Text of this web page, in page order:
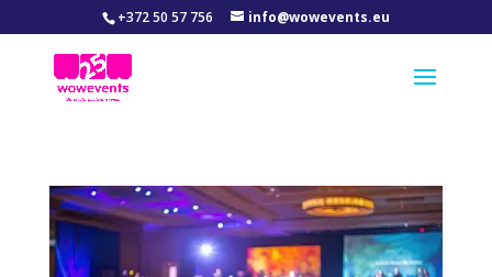
+372 50 57 756 info@wowevents.eu